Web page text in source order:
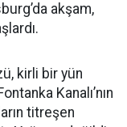
akşam,
kirli bir yün
Kanalı’nın
titreşen